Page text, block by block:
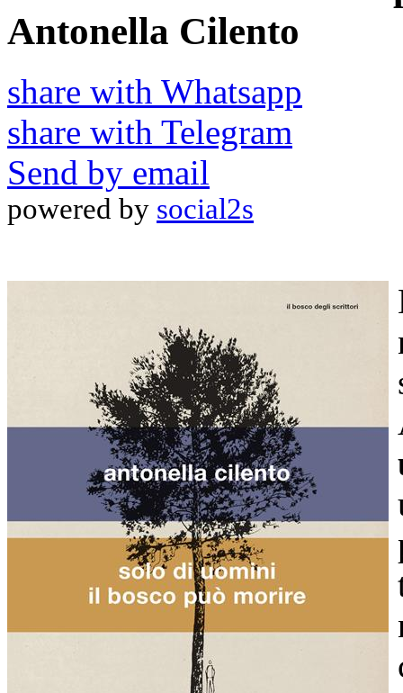
Antonella Cilento
share with Whatsapp
share with Telegram
Send by email
powered by social2s